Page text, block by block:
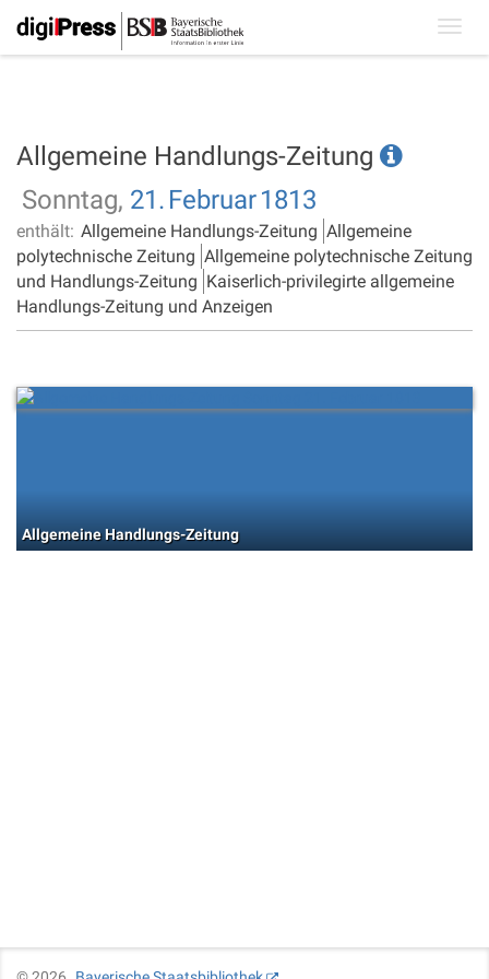
Allgemeine Handlungs-Zeitung
Sonntag, 21. Februar1813
enthält: Allgemeine Handlungs-Zeitung Allgemeine
polytechnische Zeitung Allgemeine polytechnische Zeitung
und Handlungs-Zeitung Kaiserlich-privilegirte allgemeine
Handlungs-Zeitung und Anzeigen
Allgemeine Handlungs-Zeitung